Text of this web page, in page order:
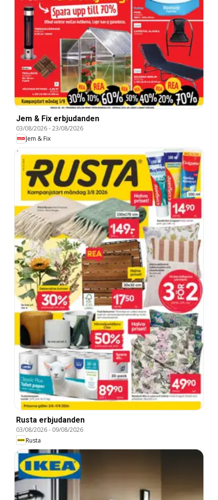
Jem & Fix erbjudanden
03/08/2026-23/08/2026
Jem & Fix
Rusta erbjudanden
03/08/2026- 09/08/2026
Rusta